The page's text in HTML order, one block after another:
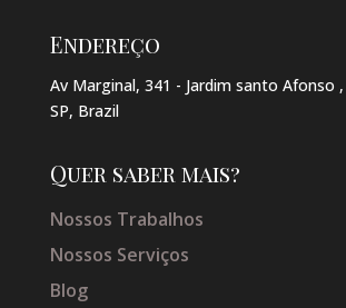
Endereço
Av Marginal, 341 - Jardim santo Afonso
SP, Brazil
Quer saber mais?
Nossos Trabalhos
Nossos Serviços
Blog